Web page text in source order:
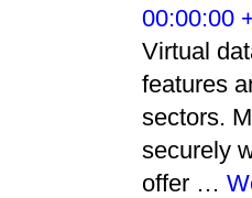
00:00:00
Virtual
features
sectors.
securely
offer …